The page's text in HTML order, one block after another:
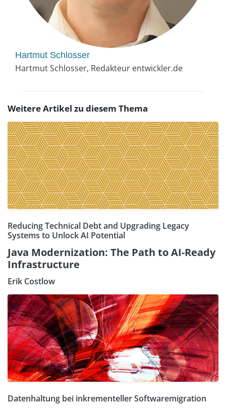
Hartmut Schlosser
Hartmut Schlosser, Redakteur entwickler.de
Weitere Artikel zu diesem Thema
Reducing Technical Debt and Upgrading Legacy
Systems to Unlock AI Potential
Java Modernization: The Path to AI-Ready
Infrastructure
Erik Costlow
Datenhaltung bei inkrementeller Softwaremigration